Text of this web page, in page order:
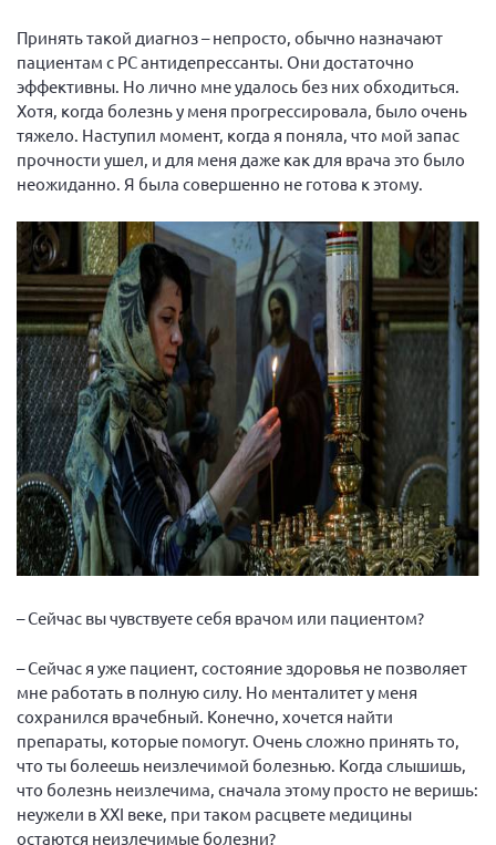
Принять такой диагноз – непросто, обычно назначают
пациентам с РС антидепрессанты. Они достаточно
эффективны. Но лично мне удалось без них обходиться.
Хотя, когда болезнь у меня прогрессировала, было очень
тяжело. Наступил момент, когда я поняла, что мой запас
прочности ушел, и для меня даже как для врача это было
неожиданно. Я была совершенно не готова к этому.
– Сейчас вы чувствуете себя врачом или пациентом?
– Сейчас я уже пациент, состояние здоровья не позволяет
мне работать в полную силу. Но менталитет у меня
сохранился врачебный. Конечно, хочется найти
препараты, которые помогут. Очень сложно принять то,
что ты болеешь неизлечимой болезнью. Когда слышишь,
что болезнь неизлечима, сначала этому просто не веришь:
неужели в XXI веке, при таком расцвете медицины
остаются неизлечимые болезни?